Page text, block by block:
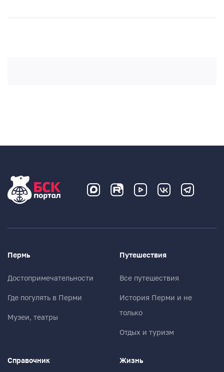
Пермь
Достопримечательности
Где погулять в Перми
Музеи, театры
Путешествия
Все путешествия
История Перми и не
только
Отдых и туризм
Справочник Жизнь